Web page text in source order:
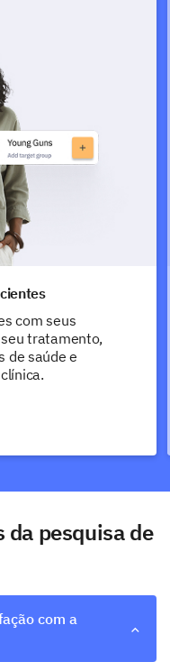
com seus
tratamento,
de saúde e
da pesquisa de
com a